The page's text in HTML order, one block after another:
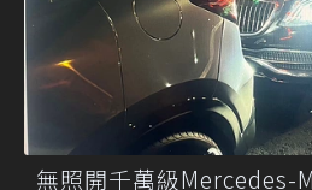
無照開千萬級Mercedes-